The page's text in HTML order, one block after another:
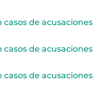
de acusaciones
de acusaciones
de acusaciones